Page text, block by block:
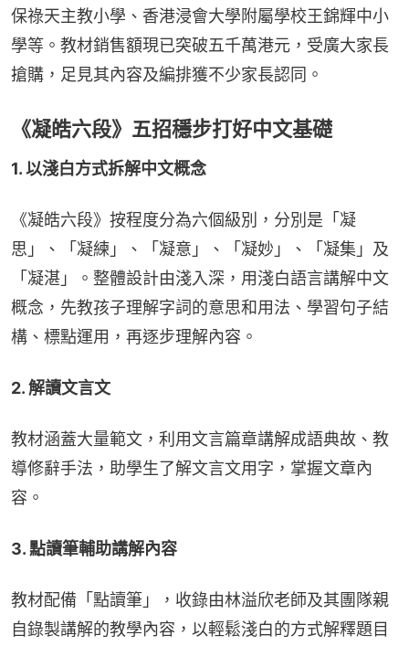
保祿天主教小學、香港浸會大學附屬學校王錦輝中小
學等。教材銷售額現已突破五千萬港元，受廣大家長
搶購，足見其內容及編排獲不少家長認同。
《凝皓六段》五招穩步打好中文基礎
1. 以淺白方式拆解中文概念
《凝皓六段》按程度分為六個級別，分別是「凝
思」、「凝練」、「凝意」、「凝妙」、「凝集」及
「凝湛」。整體設計由淺入深，用淺白語言講解中文
概念，先教孩子理解字詞的意思和用法、學習句子結
構、標點運用，再逐步理解內容。
2. 解讀文言文
教材涵蓋大量範文，利用文言篇章講解成語典故、教
導修辭手法，助學生了解文言文用字，掌握文章內
容。
3. 點讀筆輔助講解內容
教材配備「點讀筆」，收錄由林溢欣老師及其團隊親
自錄製講解的教學內容，以輕鬆淺白的方式解釋題目